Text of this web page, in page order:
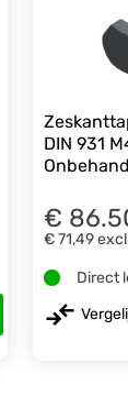
DIN 931
€
€ 71,49
Direct